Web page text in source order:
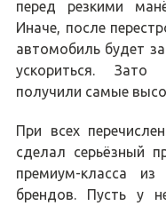
перед резкими
Иначе, после
автомобиль будет
ускориться. Зато
получили самые
При всех
сделал серьёзный
премиум-класса
брендов. Пусть у